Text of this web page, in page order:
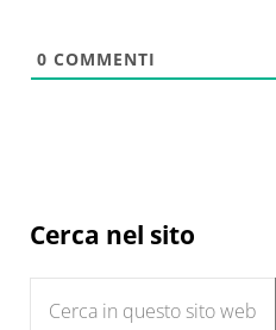
0 COMMENTI
Sidebar
Cerca nel sito